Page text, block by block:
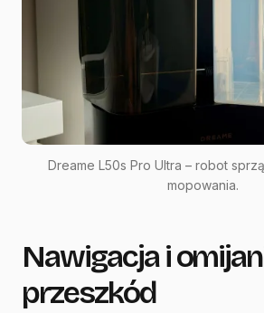
Dreame L50s Pro Ultra – robot
mopowania.
Nawigacja i
przeszkód